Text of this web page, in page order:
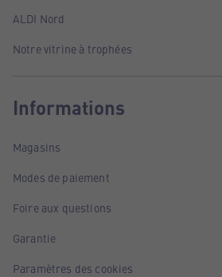
ALDI Nord
Notre vitrine à trophées
Informations
Magasins
Modes de paiement
Foire aux questions
Garantie
Paramètres des cookies